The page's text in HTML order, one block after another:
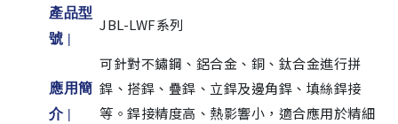
產品型
號 |
JBL-LWF系列
應用簡
介 |
可針對不鏽鋼、鋁合金、銅、鈦合金進行拼
銲、搭銲、疊銲、立銲及邊角銲、填絲銲接
等。銲接精度高、熱影響小，適合應用於精細